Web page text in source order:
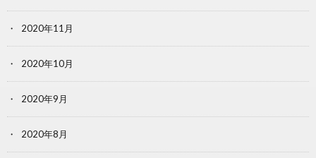
2020年11月
2020年10月
2020年9月
2020年8月